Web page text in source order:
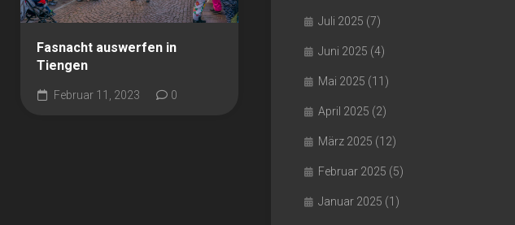
Fasnacht auswerfen in
Tiengen
Februar 11, 2023 0
Juli 2025 (7)
Juni 2025 (4)
Mai 2025 (11)
April 2025 (2)
März 2025 (12)
Februar 2025 (5)
Januar 2025 (1)